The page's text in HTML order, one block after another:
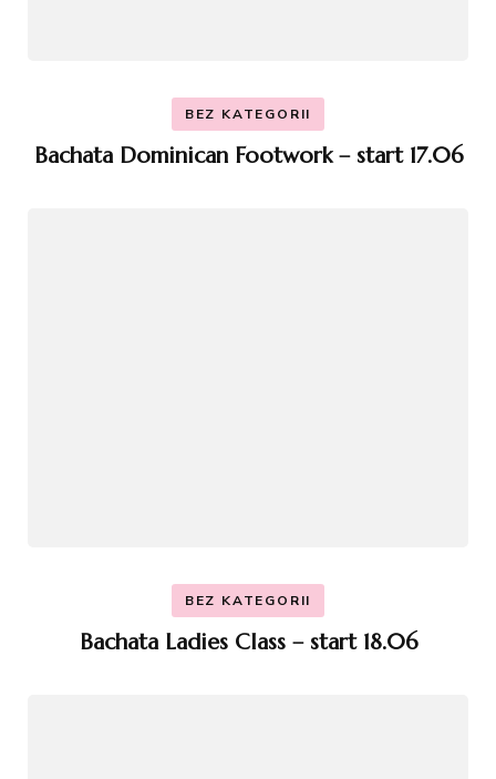
BEZ KATEGORII
Bachata Dominican Footwork – start 17.06
BEZ KATEGORII
Bachata Ladies Class – start 18.06